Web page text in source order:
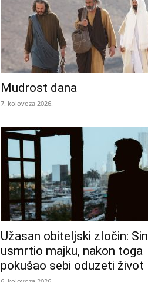
Mudrost dana
7. kolovoza 2026.
Užasan obiteljski zločin: Sin
usmrtio majku, nakon toga
pokušao sebi oduzeti život